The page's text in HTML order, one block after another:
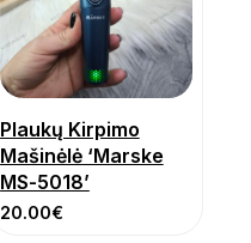
Plaukų Kirpimo
Mašinėlė ‘Marske
MS-5018’
20.00€